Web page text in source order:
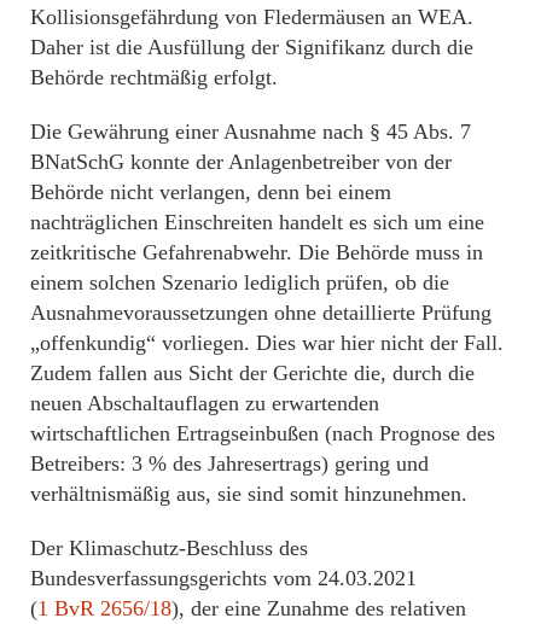
Kollisionsgefährdung von Fledermäusen an WEA.
Daher ist die Ausfüllung der Signifikanz durch die
Behörde rechtmäßig erfolgt.
Die Gewährung einer Ausnahme nach § 45 Abs. 7
BNatSchG konnte der Anlagenbetreiber von der
Behörde nicht verlangen, denn bei einem
nachträglichen Einschreiten handelt es sich um eine
zeitkritische Gefahrenabwehr. Die Behörde muss in
einem solchen Szenario lediglich prüfen, ob die
Ausnahmevoraussetzungen ohne detaillierte Prüfung
„offenkundig“ vorliegen. Dies war hier nicht der Fall.
Zudem fallen aus Sicht der Gerichte die, durch die
neuen Abschaltauflagen zu erwartenden
wirtschaftlichen Ertragseinbußen (nach Prognose des
Betreibers: 3 % des Jahresertrags) gering und
verhältnismäßig aus, sie sind somit hinzunehmen.
Der Klimaschutz-Beschluss des
Bundesverfassungsgerichts vom 24.03.2021
(1 BvR 2656/18), der eine Zunahme des relativen